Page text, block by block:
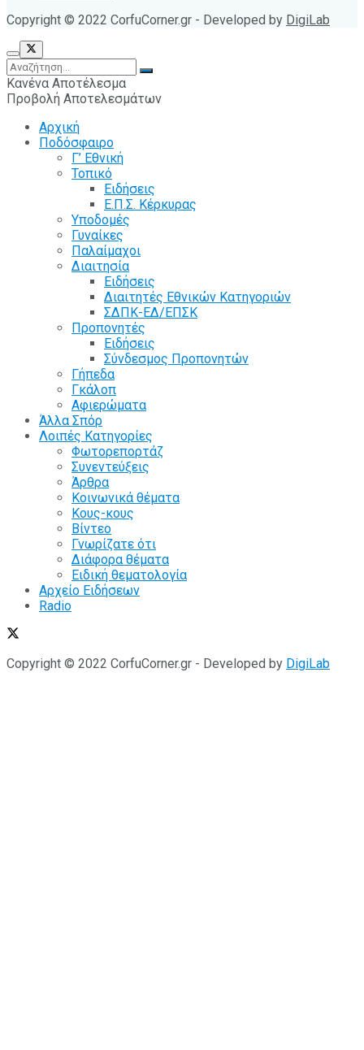
Copyright © 2022 CorfuCorner.gr - Developed by DigiLab
Κανένα Αποτέλεσμα
Προβολή Αποτελεσμάτων
Αρχική
Ποδόσφαιρο
Γ’ Εθνική
Τοπικό
Ειδήσεις
Ε.Π.Σ. Κέρκυρας
Υποδομές
Γυναίκες
Παλαίμαχοι
Διαιτησία
Ειδήσεις
Διαιτητές Εθνικών Κατηγοριών
ΣΔΠΚ-ΕΔ/ΕΠΣΚ
Προπονητές
Ειδήσεις
Σύνδεσμος Προπονητών
Γήπεδα
Γκάλοπ
Αφιερώματα
Άλλα Σπόρ
Λοιπές Κατηγορίες
Φωτορεπορτάζ
Συνεντεύξεις
Άρθρα
Κοινωνικά θέματα
Κους-κους
Βίντεο
Γνωρίζατε ότι
Διάφορα θέματα
Ειδική θεματολογία
Αρχείο Ειδήσεων
Radio
Copyright © 2022 CorfuCorner.gr - Developed by DigiLab